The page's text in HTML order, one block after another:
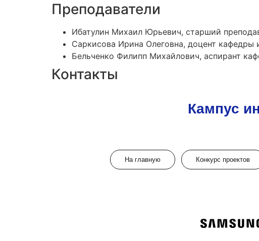
Преподаватели
Ибатулин Михаил Юрьевич, старший
Саркисова Ирина Олеговна, доцент
Бельченко Филипп Михайлович, аспирант
Контакты
Кампус
На главную Конкурс проектов